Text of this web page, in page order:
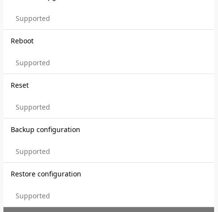
Supported
Reboot
Supported
Reset
Supported
Backup configuration
Supported
Restore configuration
Supported